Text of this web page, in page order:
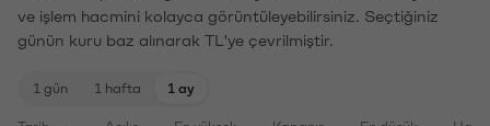
ve işlem hacmini kolayca görüntüleyebilirsiniz. Seçtiğiniz
günün kuru baz alınarak TL'ye çevrilmiştir.
1 gün 1 hafta 1 ay